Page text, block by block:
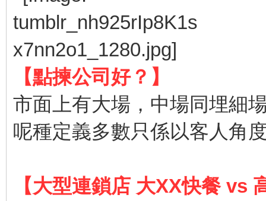
【點揀公司好？】
市面上有大場，中場同埋細
呢種定義多數只係以客人角
【大型連鎖店 大XX快餐 vs